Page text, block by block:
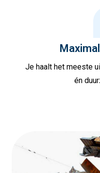
Je haalt het meeste
én